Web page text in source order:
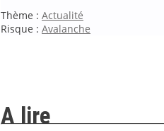
Thème : Actualité
Risque : Avalanche
A lire